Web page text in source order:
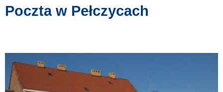
Poczta w Pełczycach